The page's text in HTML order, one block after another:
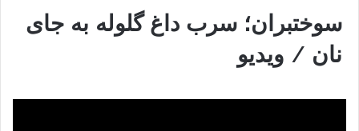
سوختبران؛ سرب داغ گلوله به جای
نان / ویدیو